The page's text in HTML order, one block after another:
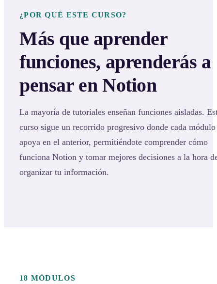
¿POR QUÉ ESTE CURSO?
Más que aprender
funciones, aprenderás a
pensar en Notion
La mayoría de tutoriales enseñan funciones aisladas.
curso sigue un recorrido progresivo donde cada módulo
apoya en el anterior, permitiéndote comprender cómo
funciona Notion y tomar mejores decisiones a la hora
organizar tu información.
18 MÓDULOS